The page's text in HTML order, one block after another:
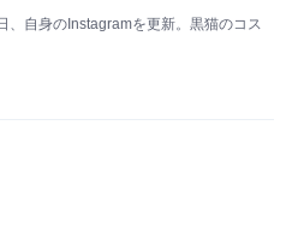
、自身のInstagramを更新。黒猫のコス